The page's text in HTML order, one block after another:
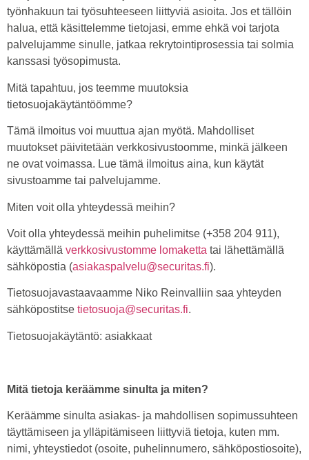
työnhakuun tai työsuhteeseen liittyviä asioita. Jos et tällöin
halua, että käsittelemme tietojasi, emme ehkä voi tarjota
palvelujamme sinulle, jatkaa rekrytointiprosessia tai solmia
kanssasi työsopimusta.
Mitä tapahtuu, jos teemme muutoksia
tietosuojakäytäntöömme?
Tämä ilmoitus voi muuttua ajan myötä. Mahdolliset
muutokset päivitetään verkkosivustoomme, minkä jälkeen
ne ovat voimassa. Lue tämä ilmoitus aina, kun käytät
sivustoamme tai palvelujamme.
Miten voit olla yhteydessä meihin?
Voit olla yhteydessä meihin puhelimitse (+358 204 911),
käyttämällä verkkosivustomme lomaketta tai lähettämällä
sähköpostia (asiakaspalvelu@securitas.fi).
Tietosuojavastaavaamme Niko Reinvalliin saa yhteyden
sähköpostitse tietosuoja@securitas.fi.
Tietosuojakäytäntö: asiakkaat
Mitä tietoja keräämme sinulta ja miten?
Keräämme sinulta asiakas- ja mahdollisen sopimussuhteen
täyttämiseen ja ylläpitämiseen liittyviä tietoja, kuten mm.
nimi, yhteystiedot (osoite, puhelinnumero, sähköpostiosoite),